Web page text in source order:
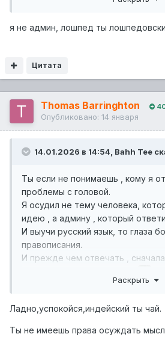
я не админ, лошпед ты
Цитата
Thomas Barringhton
Опубликовано: 14 января
14.01.2026 в 14:54, Bahh Tee
Ты если не понимаешь , кому я
проблемы с головой.
Я осудил не тему человека,
идею , а админу , который
И выучи русский язык, то глаза
правописания.
И прежде чем отвечать ,
Раскрыть
Ладно,успокойся,индейский ты чай.
Ты не имеешь права осуждать